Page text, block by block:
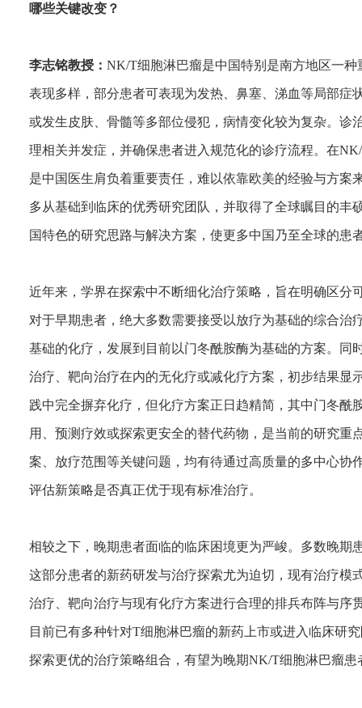
哪些关键改变？
李志铭教授： NK/T细胞淋巴瘤是中国特别是南方地区一
表现多样，部分患者可表现为发热、鼻塞、涕血等局部症
或发生皮肤、骨髓等多部位侵犯，病情变化较为复杂。诊
理相关并发症，并确保患者进入规范化的诊疗流程。在
是中国医生肩负着重要责任，难以依靠欧美的经验与方案
多从基础到临床的优秀研究团队，并取得了全球瞩目的丰
国特色的研究思路与解决方案，使更多中国乃至全球的患
近年来，学界在探索中不断细化治疗策略，旨在明确区分
对于早期患者，绝大多数需要接受以放疗为基础的综合治
基础的化疗，发展到目前以门冬酰胺酶为基础的方案。同
治疗、靶向治疗在内的无化疗或减化疗方案，初步结果显
践中完全摒弃化疗，但化疗方案正日趋精简，其中门冬酰
用、预测疗效或探索更安全的替代药物，是当前的研究重
案、放疗范围等关键问题，均有待通过高质量的多中心
评估新策略是否真正优于现有标准治疗。
相较之下，晚期患者面临的临床困境更为严峻。多数晚期
这部分患者的新药研发与治疗探索尤为迫切，现有治疗模
治疗、靶向治疗与现有化疗方案进行合理的排兵布阵与序
目前已有多种针对T细胞淋巴瘤的新药上市或进入临床研
探索更优的治疗策略组合，有望为晚期NK/T细胞淋巴瘤患